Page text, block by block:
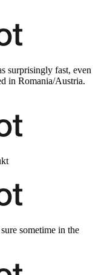
surprisingly fast, even
in Romania/Austria.
sometime in the